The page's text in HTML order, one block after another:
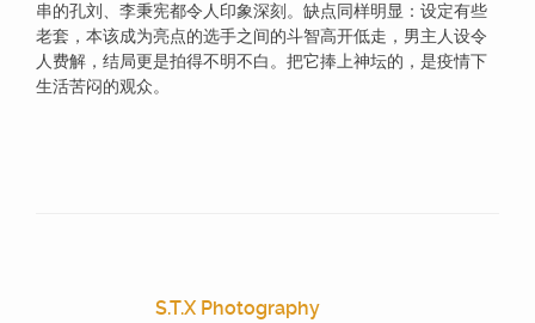
串的孔刘、李秉宪都令人印象深刻。缺点同样明显：设定有些
老套，本该成为亮点的选手之间的斗智高开低走，男主人设令
人费解，结局更是拍得不明不白。把它捧上神坛的，是疫情下
生活苦闷的观众。
S.T.X Photography